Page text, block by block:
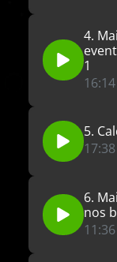
4.
1
16:14
5.
17:38
6.
nos
11:36